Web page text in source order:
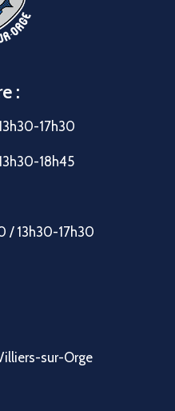
:
17h30
18h45
/ 13h30-17h30
sur-Orge